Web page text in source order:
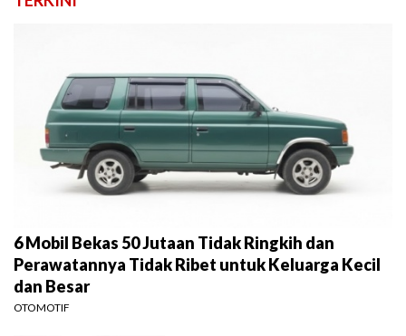
6 Mobil Bekas 50 Jutaan Tidak Ringkih dan
Perawatannya Tidak Ribet untuk Keluarga Kecil
dan Besar
OTOMOTIF